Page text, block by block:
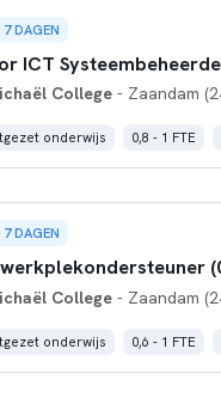
DAGEN
ICT
College- Zaandam
onderwijs 0,8 - 1 FTE
DAGEN
College- Zaandam
onderwijs 0,6 - 1 FTE